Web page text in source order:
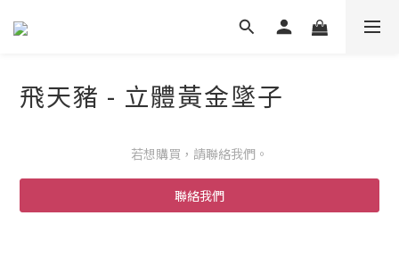
飛天豬 - 立體黃金墜子
若想購買，請聯絡我們。
聯絡我們